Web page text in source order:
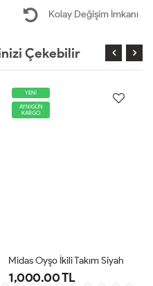
Kolay Değişim İmkanı
Çekebilir
YENİ
AYNIGÜN
KARGO
Midas Oyşo İkili Takım Siyah
1,000.00 TL